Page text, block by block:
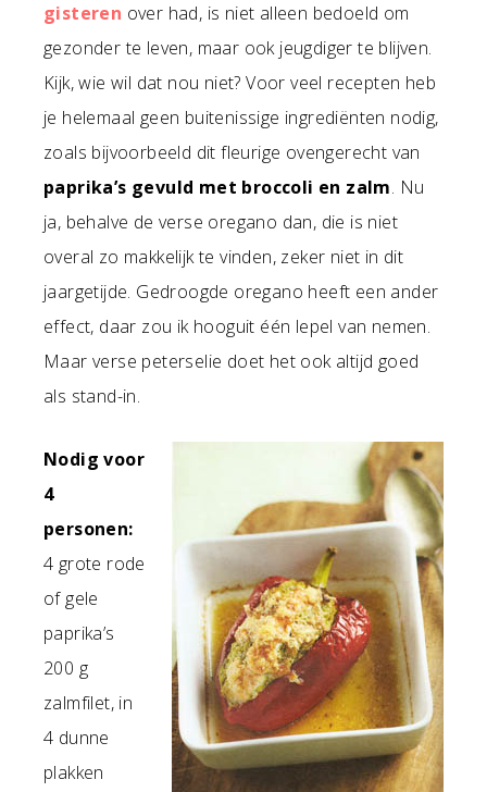
gisteren over had, is niet alleen bedoeld om
gezonder te leven, maar ook jeugdiger te blijven.
Kijk, wie wil dat nou niet? Voor veel recepten heb
je helemaal geen buitenissige ingrediënten nodig,
zoals bijvoorbeeld dit fleurige ovengerecht van
paprika’s gevuld met broccoli en zalm. Nu
ja, behalve de verse oregano dan, die is niet
overal zo makkelijk te vinden, zeker niet in dit
jaargetijde. Gedroogde oregano heeft een ander
effect, daar zou ik hooguit één lepel van nemen.
Maar verse peterselie doet het ook altijd goed
als stand-in.
Nodig voor
4
personen:
4 grote rode
of gele
paprika’s
200 g
zalmfilet, in
4 dunne
plakken